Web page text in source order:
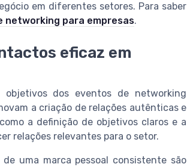
em diferentes setores. Para saber
networking para empresas.
eficaz em
dos eventos de networking
a criação de relações autênticas e
a definição de objetivos claros e a
relações relevantes para o setor.
uma marca pessoal consistente são